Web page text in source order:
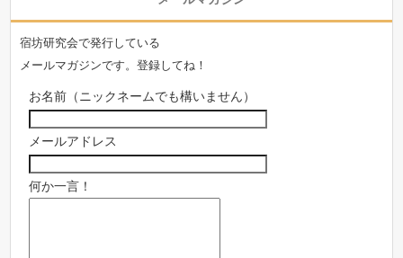
宿坊研究会で発行している
メールマガジンです。登録してね！
お名前（ニックネームでも構いません）
メールアドレス
何か一言！